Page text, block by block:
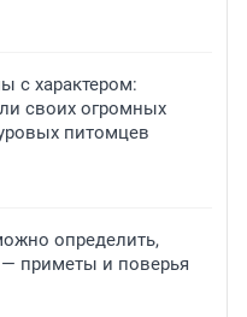
с характером:
своих огромных
питомцев
определить,
— приметы и поверья